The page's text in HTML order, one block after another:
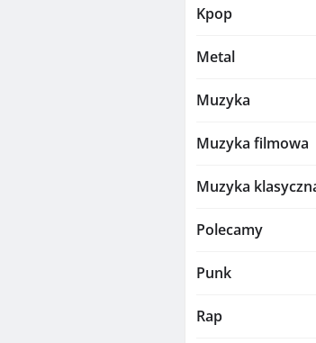
Kpop
Metal
Muzyka
Muzyka filmowa
Muzyka
Polecamy
Punk
Rap